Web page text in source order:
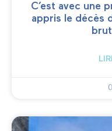
C’est avec une
appris le décès